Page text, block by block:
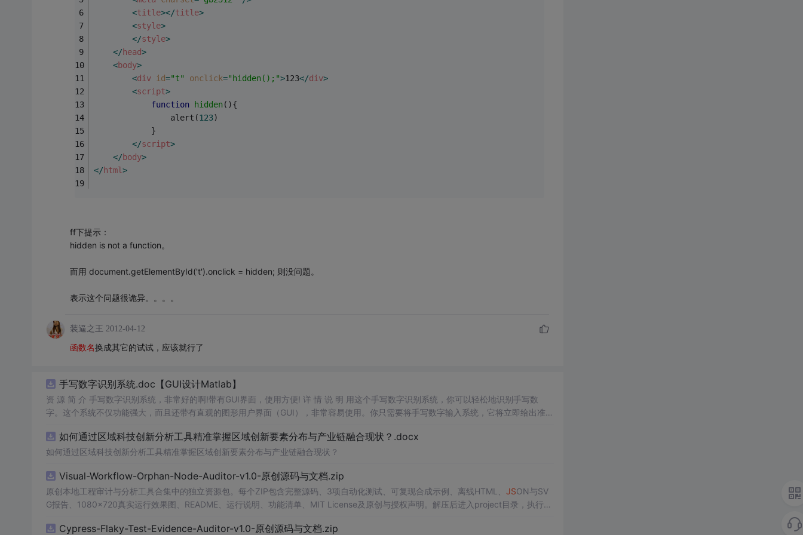
<title></title>
<style>
</style>
</head>
<body>
<div id="t" onclick="hidden();">123</div>
<script>
function
hidden( ){
				alert(
123)
			}
</script>
</body>
</html >
ff下提示：
hidden is not a function。
而用 document.getElementById('t').onclick = hidden; 则没问题。
表示这个问题很诡异。。。。
装逼之王 2012-04-12
函数名换成其它的试试，应该就行了
手写数字识别系统.doc【GUI设计Matlab】
资 源 简 介 手写数字识别系统，非常好的啊!带有GUI界面，使用方便! 详 情 说 明 用这个手写数字识别系统，你可以轻松地识别手写数
字。这个系统不仅功能强大，而且还带有直观的图形用户界面（GUI），非常容易使用。你只需要将手写数字输入系统，它将立即给出准确
便和实用的工具，你一定会喜欢它的！
如何通过区域科技创新分析工具精准掌握区域创新要素分布与产业链融合现状？.docx
如何通过区域科技创新分析工具精准掌握区域创新要素分布与产业链融合现状？
Visual-Workflow-Orphan-Node-Auditor-v1.0-原创源码与文档.zip
原创本地工程审计与分析工具合集中的独立资源包。每个ZIP包含完整源码、3项自动化测试、可复现合成示例、离线HTML、 JSON与SV
G报告、1080×720真实运行效果图、README、运行说明、功能清单、MIT License及原创与授权声明。解压后进入project目录，执行np
源码、Logo、官方截图、论文、生产日志或其他受限素材。适合前端开发、AI应用工程、测试审计和课程实践。
Cypress-Flaky-Test-Evidence-Auditor-v1.0-原创源码与文档.zip